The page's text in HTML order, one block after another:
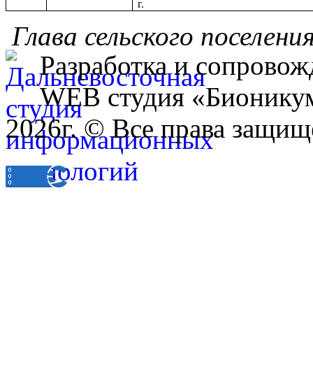
г.
Глава сельского
Разработка и
WEB студия
2026г. © Все права